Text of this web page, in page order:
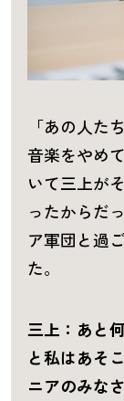
「あの人た
音楽をやめ
いて三上が
ったからだ
ア軍団と過
た。
三上：あと
と私はあそ
ニアのみな